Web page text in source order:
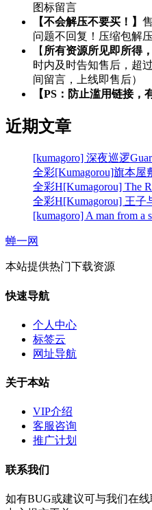
图标留言
【不会解压不要买！】
问题不回复！压缩包解
【 所有资源所见即所得
时内及时告知售后，超
间留言，上线即售后）
【PS：防止滥用链接，
近期文章
[kumagoro] 深夜巡逻
全彩[Kumagorou]旗本屋
全彩H[Kumagorou] The
全彩H[Kumagorou] 王子
[kumagoro] A man from a
蝉一网
本站提供热门下载资源
快速导航
个人中心
标签云
网址导航
关于本站
VIP介绍
客服咨询
推广计划
联系我们
如有BUG或建议可与我们在